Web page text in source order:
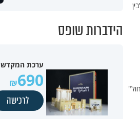
הידברות שופס
ערכת המקדש
690
לרכישה